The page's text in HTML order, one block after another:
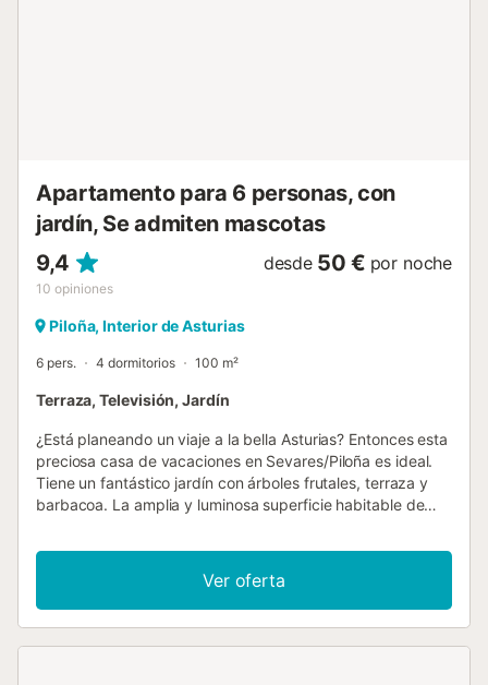
entorno, utilizando materiales de construcción ecológico...
Apartamento para 6 personas, con
jardín, Se admiten mascotas
9,4
10 opiniones
desde 50 € por noche
Piloña, Interior de Asturias
6 pers. 4 dormitorios 100 m²
Terraza, Televisión, Jardín
¿Está planeando un viaje a la bella Asturias? Entonces esta
preciosa casa de vacaciones en Sevares/Piloña es ideal.
Tiene un fantástico jardín con árboles frutales, terraza y
barbacoa. La amplia y luminosa superficie habitable de
espacio suficiente para hasta 6 personas. La casa,
amueblada con gusto y estilo rústico, está equipada con
calefacción central y estufa, por lo que también es
adecuada para una estancia acogedora en invierno. Las
Ver oferta